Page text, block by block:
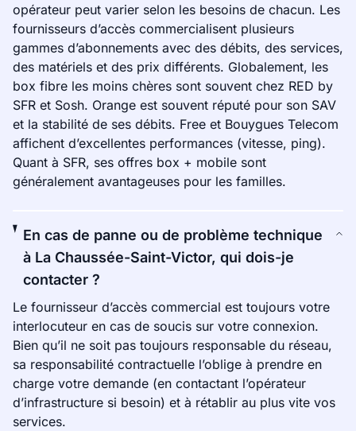
opérateur peut varier selon les besoins de chacun. Les
fournisseurs d’accès commercialisent plusieurs
gammes d’abonnements avec des débits, des services,
des matériels et des prix différents. Globalement, les
box fibre les moins chères sont souvent chez RED by
SFR et Sosh. Orange est souvent réputé pour son SAV
et la stabilité de ses débits. Free et Bouygues Telecom
affichent d’excellentes performances (vitesse, ping).
Quant à SFR, ses offres box + mobile sont
généralement avantageuses pour les familles.
En cas de panne ou de problème technique
à La Chaussée-Saint-Victor, qui dois-je
contacter ?
Le fournisseur d’accès commercial est toujours votre
interlocuteur en cas de soucis sur votre connexion.
Bien qu’il ne soit pas toujours responsable du réseau,
sa responsabilité contractuelle l’oblige à prendre en
charge votre demande (en contactant l’opérateur
d’infrastructure si besoin) et à rétablir au plus vite vos
services.